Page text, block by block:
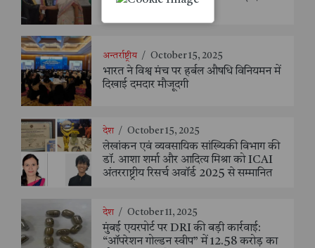
अन्तर्राष्ट्रीय / October 15, 2025
भारत ने विश्व मंच पर हर्बल औषधि विनियमन में
दिखाई दमदार मौजूदगी
देश / October 15, 2025
लेखांकन एवं व्यवसायिक सांख्यिकी विभाग की
डॉ. आशा शर्मा और आदित्य मिश्रा को ICAI
अंतरराष्ट्रीय रिसर्च अवॉर्ड 2025 से सम्मानित
देश / October 11, 2025
मुंबई एयरपोर्ट पर DRI की बड़ी कार्रवाई:
“ऑपरेशन गोल्डन स्वीप” में 12.58 करोड़ का